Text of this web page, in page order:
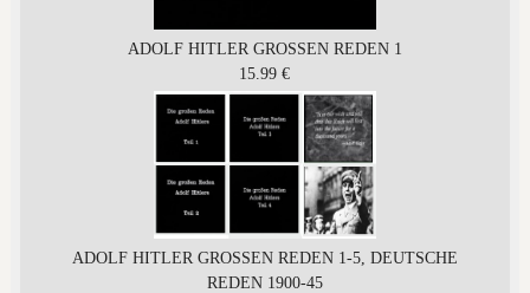
ADOLF HITLER GROSSEN REDEN 1
15.99 €
ADOLF HITLER GROSSEN REDEN 1-5, DEUTSCHE
REDEN 1900-45